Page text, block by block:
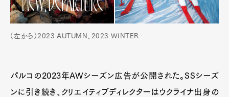
（左から）2023 AUTUMN、2023 WINTER
パルコの2023年AWシーズン広告が公開された。SSシーズ
ンに引き続き、クリエイティブディレクターはウクライナ出身の